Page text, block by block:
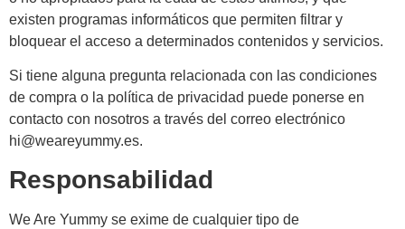
existen programas informáticos que permiten filtrar y
bloquear el acceso a determinados contenidos y servicios.
Si tiene alguna pregunta relacionada con las condiciones
de compra o la política de privacidad puede ponerse en
contacto con nosotros a través del correo electrónico
hi@weareyummy.es.
Responsabilidad
We Are Yummy se exime de cualquier tipo de